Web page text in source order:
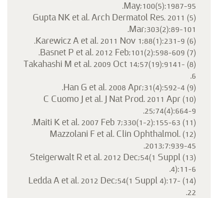
May;100(5):1987-95.
(5) Gupta NK et al. Arch Dermatol Res. 2011
Mar;303(2):89-101.
(6) Karewicz A et al. 2011 Nov 1;88(1):231-9.
(7) Basnet P et al. 2012 Feb;101(2):598-609.
(8) Takahashi M et al. 2009 Oct 14;57(19):9141-
6.
(9) Han G et al. 2008 Apr;31(4):592-4.
(10) C Cuomo J et al. J Nat Prod. 2011 Apr
25;74(4):664-9.
(11) Maiti K et al. 2007 Feb 7;330(1-2):155-63.
(12) Mazzolani F et al. Clin Ophthalmol.
2013;7:939-45.
(13) Steigerwalt R et al. 2012 Dec;54(1 Suppl
4):11-6.
(14) Ledda A et al. 2012 Dec;54(1 Suppl 4):17-
22.